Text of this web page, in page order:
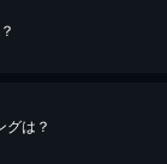
レジットカード決済による
る作品の購入 / レンタルは、
グは？